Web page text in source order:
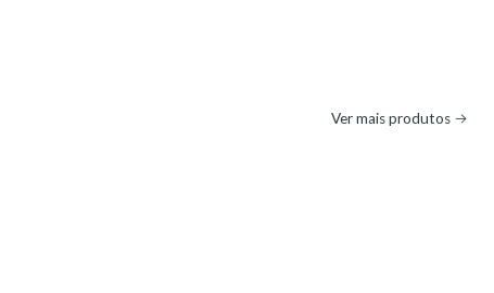
Ver mais produtos